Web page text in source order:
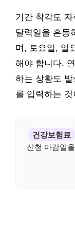
기간 착각도
달력일을 혼동
며, 토요일, 일
해야 합니다.
하는 상황도
를 입력하는
건강보험료
신청 마감일